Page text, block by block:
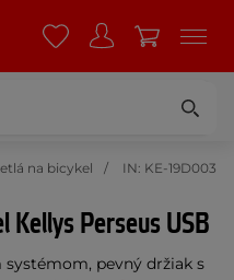
na bicykel IN: KE-19D003
Kellys Perseus USB
pevný držiak s